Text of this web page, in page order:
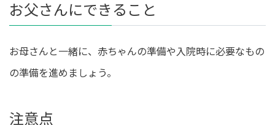
お父さんにできること
お母さんと一緒に、赤ちゃんの準備や入院時に必要なもの
の準備を進めましょう。
注意点